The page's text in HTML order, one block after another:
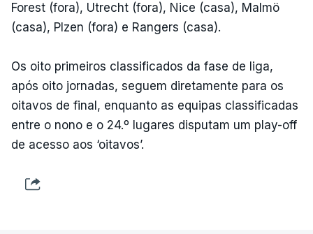
Forest (fora), Utrecht (fora), Nice (casa), Malmö
(casa), Plzen (fora) e Rangers (casa).
Os oito primeiros classificados da fase de liga,
após oito jornadas, seguem diretamente para os
oitavos de final, enquanto as equipas classificadas
entre o nono e o 24.º lugares disputam um play-off
de acesso aos ‘oitavos’.